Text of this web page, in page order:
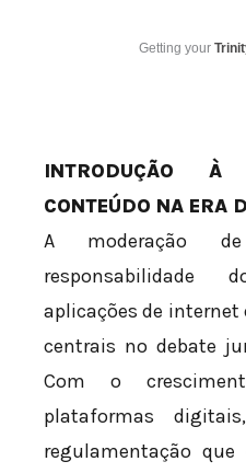
Getting your
INTRODUÇÃO À
CONTEÚDO NA ERA
A moderação
responsabilidade
aplicações de
centrais no debate
Com o
plataformas
regulamentação que